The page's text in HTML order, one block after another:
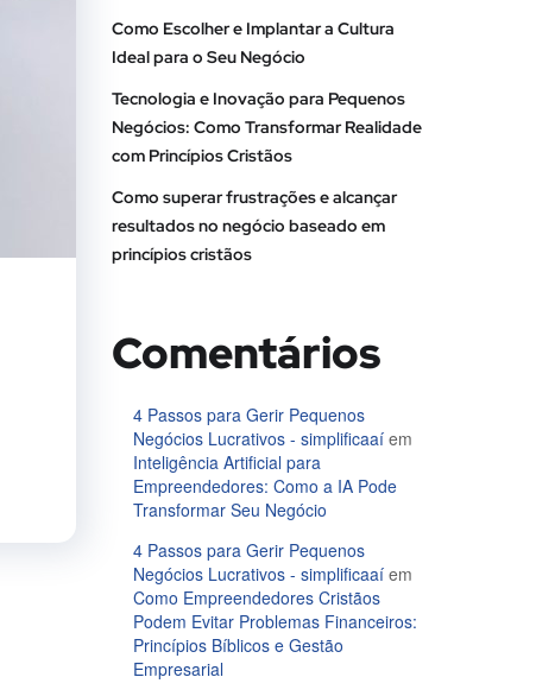
Como Escolher e Implantar a Cultura
Ideal para o Seu Negócio
Tecnologia e Inovação para Pequenos
Negócios: Como Transformar Realidade
com Princípios Cristãos
Como superar frustrações e alcançar
resultados no negócio baseado em
princípios cristãos
Comentários
4 Passos para Gerir Pequenos
Negócios Lucrativos - simplificaaí em
Inteligência Artificial para
Empreendedores: Como a IA Pode
Transformar Seu Negócio
4 Passos para Gerir Pequenos
Negócios Lucrativos - simplificaaí em
Como Empreendedores Cristãos
Podem Evitar Problemas Financeiros:
Princípios Bíblicos e Gestão
Empresarial